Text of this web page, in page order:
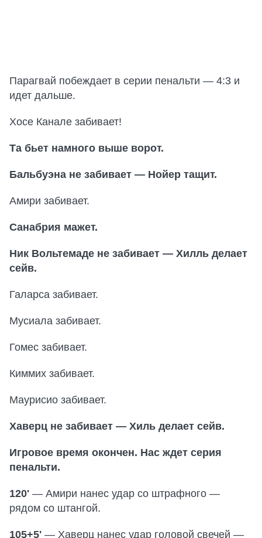
Парагвай побеждает в серии пенальти — 4:3 и
идет дальше.
Хосе Канале забивает!
Та бьет намного выше ворот.
Бальбуэна не забивает — Нойер тащит.
Амири забивает.
Санабрия мажет.
Ник Вольтемаде не забивает — Хилль делает
сейв.
Галарса забивает.
Мусиала забивает.
Гомес забивает.
Киммих забивает.
Маурисио забивает.
Хаверц не забивает — Хиль делает сейв.
Игровое время окончен. Нас ждет серия
пенальти.
120' — Амири нанес удар со штрафного —
рядом со штангой.
105+5' — Хаверц нанес удар головой свечей —